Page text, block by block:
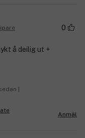
0
å deilig ut +
|
Anmäl